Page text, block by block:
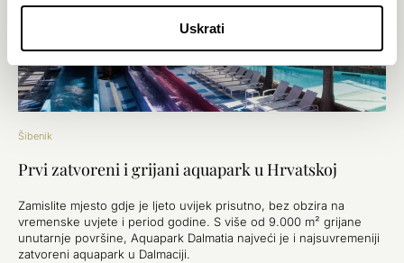
Uskrati
Šibenik
Prvi zatvoreni i grijani aquapark u Hrvatskoj
Zamislite mjesto gdje je ljeto uvijek prisutno, bez obzira na
vremenske uvjete i period godine. S više od 9.000 m² grijane
unutarnje površine, Aquapark Dalmatia najveći je i najsuvremeniji
zatvoreni aquapark u Dalmaciji.